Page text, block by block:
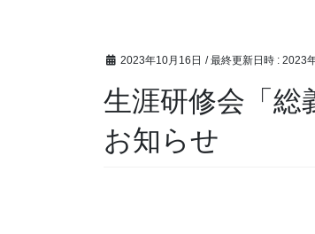
2023年10月16日 / 最終更新日時 : 2023
生涯研修会「総
お知らせ